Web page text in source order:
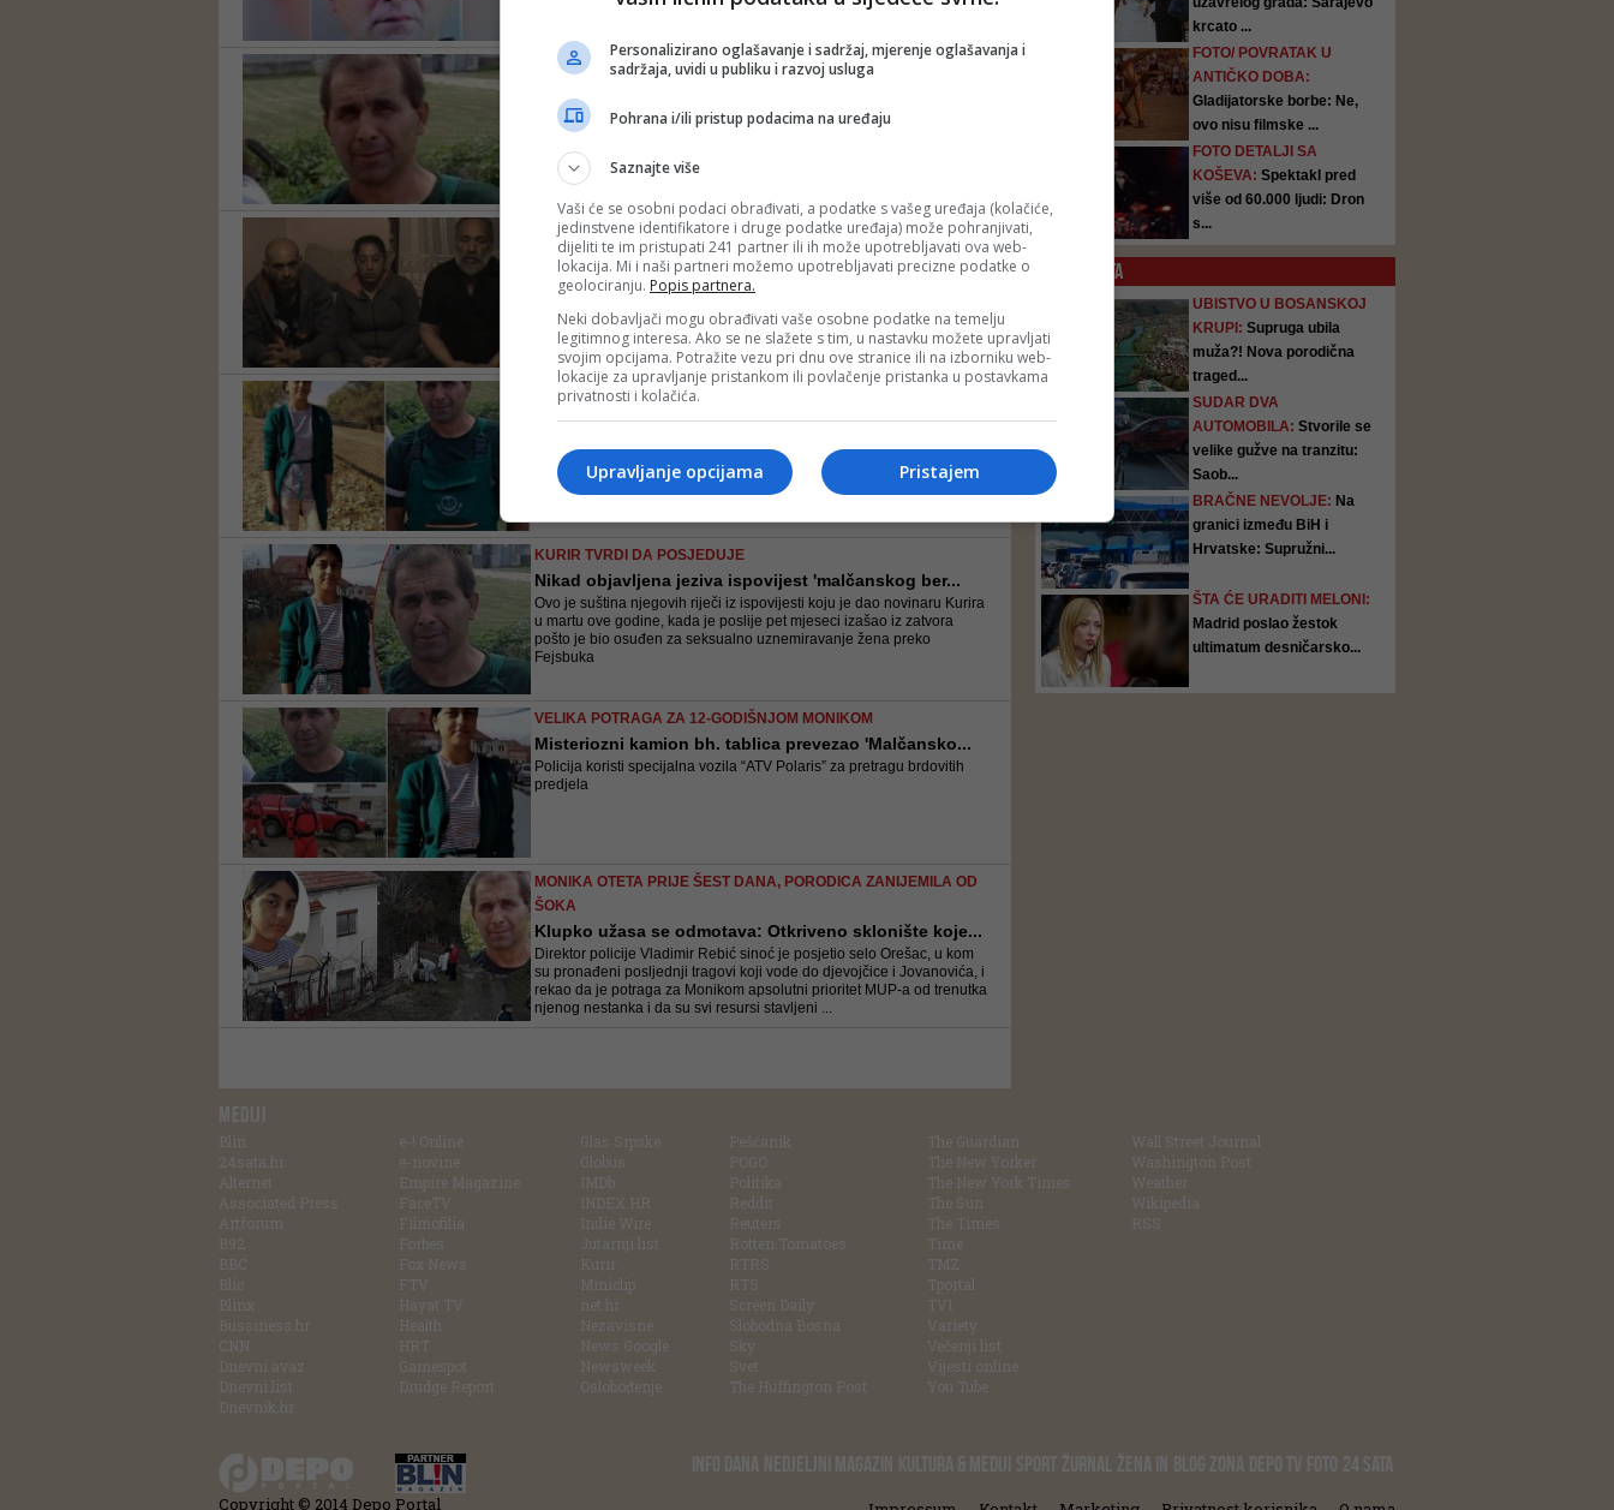
FOTO/ DOBRO GA POGLEDAJTE
Moguće da ima i bradu od 7-8 dana pošto je u bjekstvu
VIDEO/ MALČANSKI BERBERIN PORODICU ZAVIO U CRNO
Shrvani roditelji otete Monike uputili bolnu poruk...
Oni su apelovali na ljude iz jugoistočne Srbije da provjere svoja
domaćinstva, jer će se možda naći tragovi koji će pomoći policiji u
istrazi
SEDMI DAN POTJERE ZA 'MALČANSKIM BERBERINOM'
Pronađeni dupli tragovi stopala - to je znak da je...
lokaciju za koju se sumnja da bi ju Jovanović mogao iskoristiti kao
skrovište
KURIR TVRDI DA POSJEDUJE
Nikad objavljena jeziva ispovijest 'malčanskog ber...
Ovo je suština njegovih riječi iz ispovijesti koju je dao novinaru Kurira
u martu ove godine, kada je poslije pet mjeseci izašao iz zatvora
pošto je bio osuđen za seksualno uznemiravanje žena preko
Fejsbuka
VELIKA POTRAGA ZA 12-GODIŠNJOM MONIKOM
Misteriozni kamion bh. tablica prevezao 'Malčansko...
Policija koristi specijalna vozila “ATV Polaris” za pretragu brdovitih
predjela
MONIKA OTETA PRIJE ŠEST DANA, PORODICA ZANIJEMILA OD
ŠOKA
Klupko užasa se odmotava: Otkriveno sklonište koje...
Direktor policije Vladimir Rebić sinoć je posjetio selo Orešac, u kom
su pronađeni posljednji tragovi koji vode do djevojčice i Jovanovića, i
rekao da je potraga za Monikom apsolutni prioritet MUP-a od trenutka
njenog nestanka i da su svi resursi stavljeni ...
krcato ...
FOTO/ POVRATAK U
ANTIČKO DOBA:
Gladijatorske borbe: Ne,
ovo nisu filmske ...
FOTO DETALJI SA
KOŠEVA: Spektakl pred
više od 60.000 ljudi: Dron
s...
SATA
UBISTVO U BOSANSKOJ
KRUPI: Supruga ubila
muža?! Nova porodična
traged...
SUDAR DVA
AUTOMOBILA: Stvorile se
velike gužve na tranzitu:
Saob...
BRAČNE NEVOLJE: Na
granici između BiH i
Hrvatske: Supružni...
ŠTA ĆE URADITI MELONI:
Madrid poslao žestok
ultimatum desničarsko...
MEDIJI
Blin
24sata.hr
Alternet
Associated Press
Artforum
B92
BBC
Blic
Blinx
Bussiness.hr
CNN
Dnevni avaz
Dnevni list
Dnevnik.hr
e-! Online
e-novine
Empire Magazine
FaceTV
Filmofilia
Forbes
Fox News
FTV
Hayat TV
Health
HRT
Gamespot
Drudge Report
Glas Srpske
Globus
IMDb
INDEX.HR
Indie Wire
Jutarnji list
Kurir
Miniclip
net.hr
Nezavisne
News Google
Newsweek
Oslobođenje
Pešćanik
POGO
Politika
Reddit
Reuters
Rotten Tomatoes
RTRS
RTS
Screen Daily
Slobodna Bosna
Sky
Svet
The Huffington Post
The Guardian
The New Yorker
The New York Times
The Sun
The Times
Time
TMZ
Tportal
TV1
Variety
Večenji list
Vijesti online
You Tube
Wall Street Journal
Washington Post
Weather
Wikipedia
RSS
INFO DANA NEDJELJNI MAGAZIN KULTURA & MEDIJI SPORT ŽURNAL ŽENA IN BLOG ZONA DEPO TV FOTO 24 SATA
Copyright © 2014 Depo Portal
Personalizirano oglašavanje i sadržaj, mjerenje oglašavanja i
sadržaja, uvidi u publiku i razvoj usluga
Pohrana i/ili pristup podacima na uređaju
Saznajte više
Vaši će se osobni podaci obrađivati, a podatke s vašeg uređaja (kolačiće,
jedinstvene identifikatore i druge podatke uređaja) može pohranjivati,
dijeliti te im pristupati 241 partner ili ih može upotrebljavati ova web-
lokacija. Mi i naši partneri možemo upotrebljavati precizne podatke o
geolociranju. Popis partnera.
Neki dobavljači mogu obrađivati vaše osobne podatke na temelju
legitimnog interesa. Ako se ne slažete s tim, u nastavku možete upravljati
svojim opcijama. Potražite vezu pri dnu ove stranice ili na izborniku web-
lokacije za upravljanje pristankom ili povlačenje pristanka u postavkama
privatnosti i kolačića.
Pristajem
Upravljanje opcijama